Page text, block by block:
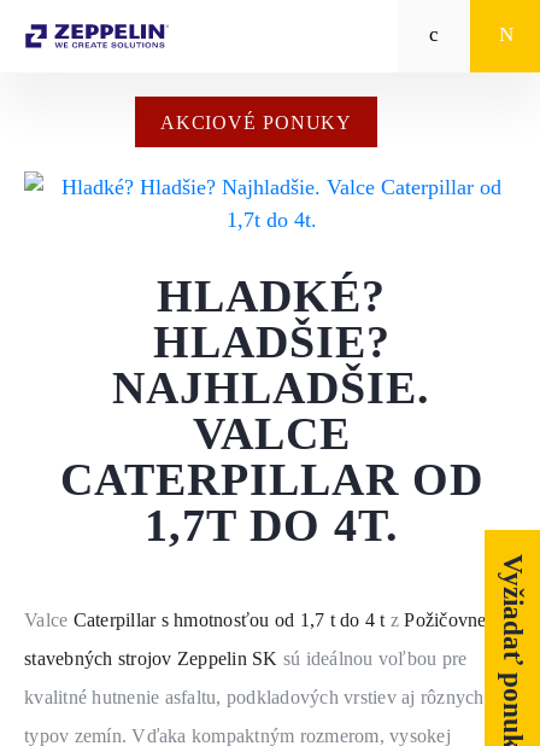
STROJE CAT®
STROJE PRE
POĽNOHOSPODÁRSTVO
MALÁ MECHANIZÁCIA
ENERGETICKÉ SYSTÉMY
TRACTO
POŽIČOVŇA
POUŽITÉ STROJE
SERVIS A NÁHRADNÉ DIELY
PART.CAT.COM
MÔJSTROJ.SK
AKCIOVÉ PONUKY
Vyžiadať ponuku
AKCIOVÉ PONUKY
HLADKÉ?
HLADŠIE?
NAJHLADŠIE.
VALCE
CATERPILLAR OD
1,7T DO 4T.
Valce Caterpillar s hmotnosťou od 1,7 t do 4 t z Požičovne
stavebných strojov Zeppelin SK sú ideálnou voľbou pre
kvalitné hutnenie asfaltu, podkladových vrstiev aj rôznych
typov zemín. Vďaka kompaktným rozmerom, vysokej